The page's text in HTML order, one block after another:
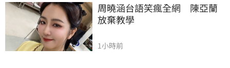
周曉涵台語笑瘋全網　陳亞蘭
放棄教學
1小時前